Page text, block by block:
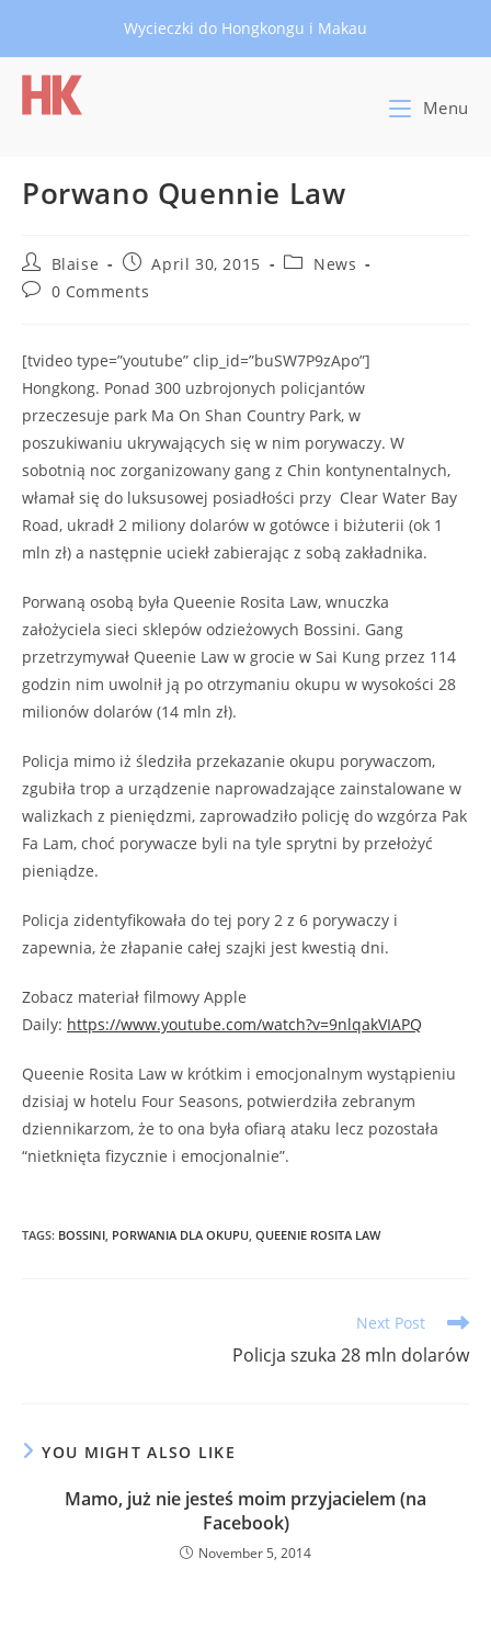
Wycieczki do Hongkongu i Makau
Menu
Porwano Quennie Law
Post
author:
Blaise
Post
published:
April 30, 2015
PostNews
Post0 Comments
[tvideo type=”youtube” clip_id=”buSW7P9zApo”]
Hongkong. Ponad 300 uzbrojonych policjantów
przeczesuje park Ma On Shan Country Park, w
poszukiwaniu ukrywających się w nim porywaczy. W
sobotnią noc zorganizowany gang z Chin kontynentalnych,
włamał się do luksusowej posiadłości przy Clear Water Bay
Road, ukradł 2 miliony dolarów w gotówce i biżuterii (ok 1
mln zł) a następnie uciekł zabierając z sobą zakładnika.
Porwaną osobą była Queenie Rosita Law, wnuczka
założyciela sieci sklepów odzieżowych Bossini. Gang
przetrzymywał Queenie Law w grocie w Sai Kung przez 114
godzin nim uwolnił ją po otrzymaniu okupu w wysokości 28
milionów dolarów (14 mln zł).
Policja mimo iż śledziła przekazanie okupu porywaczom,
zgubiła trop a urządzenie naprowadzające zainstalowane w
walizkach z pieniędzmi, zaprowadziło policję do wzgórza Pak
Fa Lam, choć porywacze byli na tyle sprytni by przełożyć
pieniądze.
Policja zidentyfikowała do tej pory 2 z 6 porywaczy i
zapewnia, że złapanie całej szajki jest kwestią dni.
Zobacz materiał filmowy Apple
Daily: https://www.youtube.com/watch?v=9nlqakVIAPQ
Queenie Rosita Law w krótkim i emocjonalnym wystąpieniu
dzisiaj w hotelu Four Seasons, potwierdziła zebranym
dziennikarzom, że to ona była ofiarą ataku lecz pozostała
“nietknięta fizycznie i emocjonalnie”.
TAGS: BOSSINI, PORWANIA DLA OKUPU, QUEENIE ROSITA LAW
Next Post
Policja szuka 28 mln dolarów
YOU MIGHT ALSO LIKE
Mamo, już nie jesteś moim przyjacielem (na
Facebook)
November 5, 2014